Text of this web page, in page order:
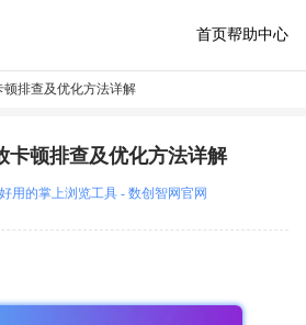
首页帮助中心
排查及优化方法详解
卡顿排查及优化方法详解
用的掌上浏览工具 - 数创智网官网